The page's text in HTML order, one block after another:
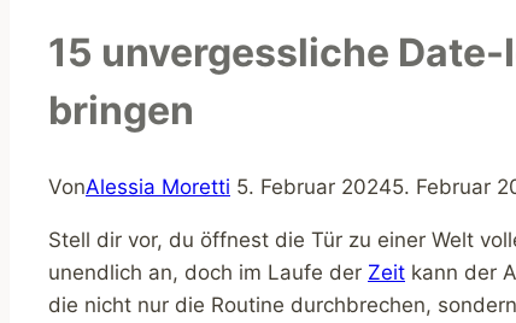
15 unvergessliche
bringen
VonAlessia Moretti 5. Februar 20245. Februar
Stell dir vor, du öffnest die Tür zu einer Welt
unendlich an, doch im Laufe der Zeit kann der
die nicht nur die Routine durchbrechen,